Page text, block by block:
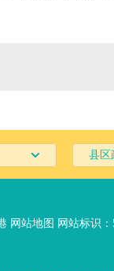
县区
网站地图 网站标识：